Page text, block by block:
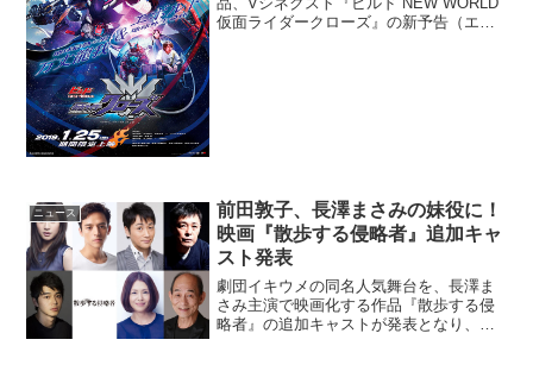
仮面ライダークローズ』の新予告（エボ
ニュース
前田敦子、長澤まさみの妹役に！
映画『散歩する侵略者』追加キャ
スト発表
劇団イキウメの同名人気舞台を、長澤ま
さみ主演で映画化する作品『散歩する侵
略者』の追加キャストが発表となり、前